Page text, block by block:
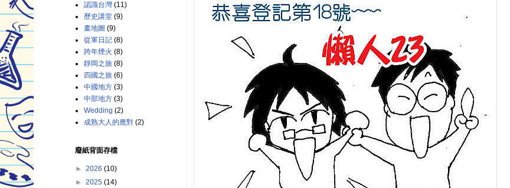
認識台灣 (11)
歷史講堂 (9)
畫地圖 (9)
從軍日記 (8)
跨年煙火 (8)
靜岡之旅 (8)
四國之旅 (6)
中國地方 (3)
中部地方 (3)
Wedding (2)
成熟大人的應對 (2)
廢紙背面存檔
► 2026 (10)
► 2025 (14)